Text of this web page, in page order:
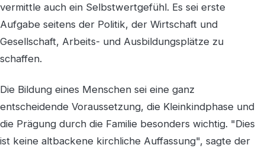
vermittle auch ein Selbstwertgefühl. Es sei erste
Aufgabe seitens der Politik, der Wirtschaft und
Gesellschaft, Arbeits- und Ausbildungsplätze zu
schaffen.
Die Bildung eines Menschen sei eine ganz
entscheidende Voraussetzung, die Kleinkindphase und
die Prägung durch die Familie besonders wichtig. "Dies
ist keine altbackene kirchliche Auffassung", sagte der